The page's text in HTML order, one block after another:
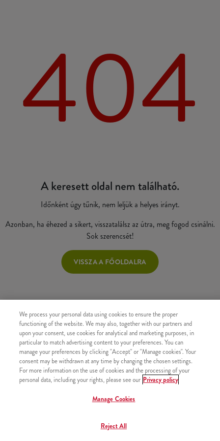
404
A keresett oldal nem található.
Időnként úgy tűnik, nem leljük a helyes irányt.
Azonban, ha éhezed a sikert, visszatalálsz az útra, meg fogod csinálni.
Sok szerencsét!
VISSZA A FŐOLDALRA
We process your personal data using cookies to ensure the proper
functioning of the website. We may also, together with our partners and
upon your consent, use cookies for analytical and marketing purposes, in
particular to match advertising content to your preferences. You can
manage your preferences by clicking "Accept" or "Manage cookies". Your
consent may be withdrawn at any time by changing the chosen settings.
For more information on the use of cookies and the processing of your
personal data, including your rights, please see our Privacy policy
Manage Cookies
Reject All